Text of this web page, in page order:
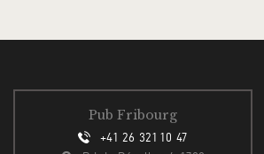
Pub Fribourg
+41 26 321 10 47